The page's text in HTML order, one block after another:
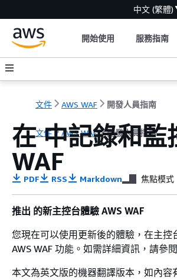
中文 (繁體)
開始使用 服務指南
文件 AWS WAF 開發人員指南
文件 AWS WAF 開發人員指南
在 中記錄和監
WAF
PDF RSS Markdown 焦點模式
推出 的新主控台體驗 AWS WAF
您現在可以使用更新後的體驗，在主控
AWS WAF 功能。如需詳細資訊，請參閱
本文為英文版的機器翻譯版本，如內容